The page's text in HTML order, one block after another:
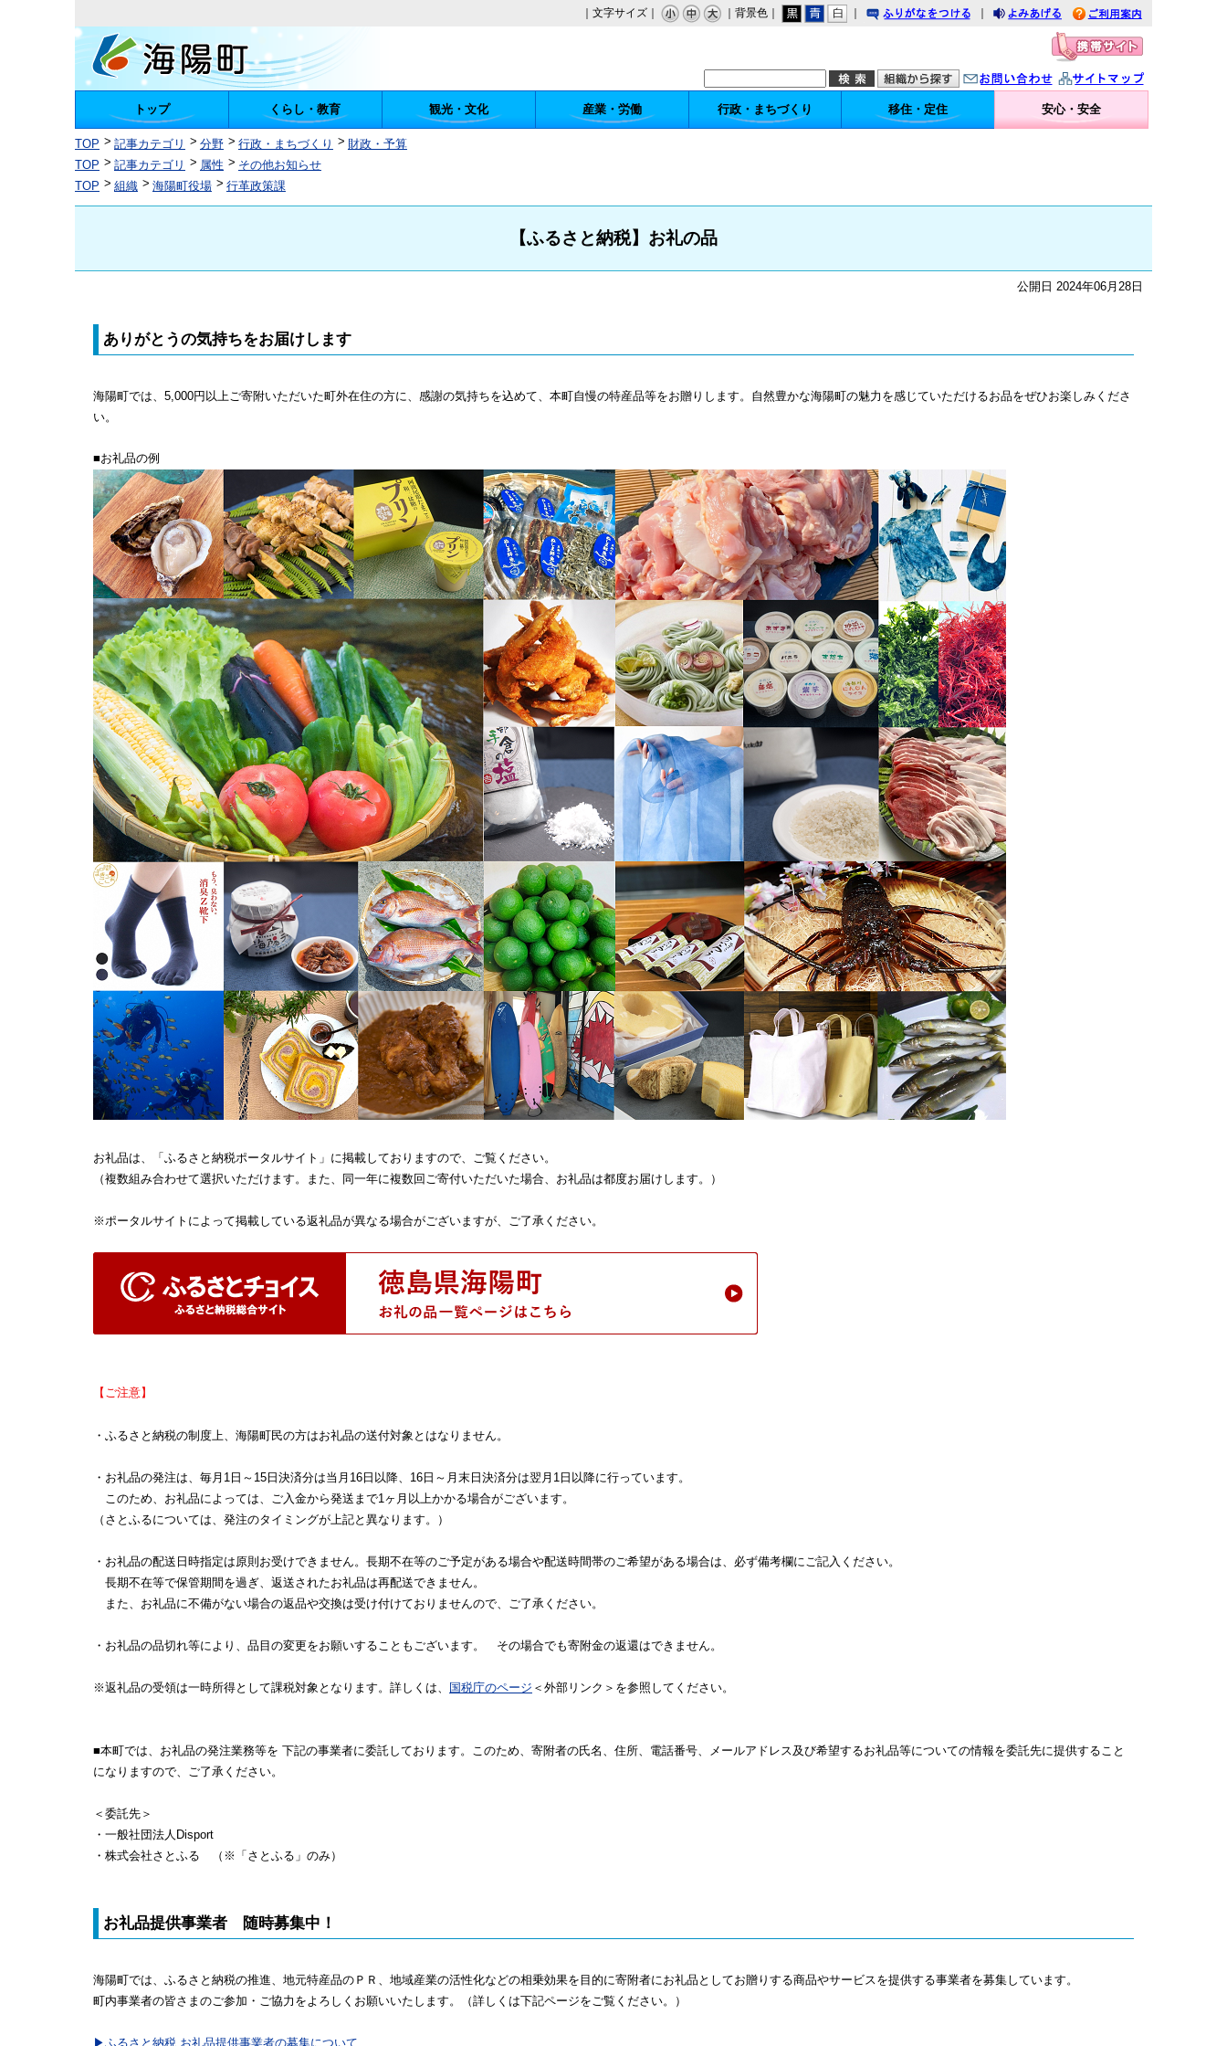
｜文字サイズ｜ ｜背景色｜
みあげる
利用案内
問い合わせ イトマップ
トップ くらし・教育 観光・文化 産業・労働 行政・まちづくり 移住・定住 安心・安全
TOP 記事カテゴリ 分野 行政・まちづくり
財政・予算
TOP
記事カテゴリ 属性
その他お知らせ
TOP
組織 海陽町役場 行革政策課
【ふるさと納税】お礼の品
公開日 2024年06月28日
ありがとうの気持ちをお届けします
海陽町では、5,000円以上ご寄附いただいた町外在住の方に、感謝の気持ちを込めて、本町自慢の特産品等をお贈りします。自然豊かな海陽町の魅力を感じていただけるお品をぜひお楽しみくださ
い。
■お礼品の例
お礼品は、「ふるさと納税ポータルサイト」に掲載しておりますので、ご覧ください。
（複数組み合わせて選択いただけます。また、同一年に複数回ご寄付いただいた場合、お礼品は都度お届けします。）
※ポータルサイトによって掲載している返礼品が異なる場合がございますが、ご了承ください。
【ご注意】
・ふるさと納税の制度上、海陽町民の方はお礼品の送付対象とはなりません。
・お礼品の発注は、毎月1日～15日決済分は当月16日以降、16日～月末日決済分は翌月1日以降に行っています。
このため、お礼品によっては、ご入金から発送まで1ヶ月以上かかる場合がございます。
（さとふるについては、発注のタイミングが上記と異なります。）
・お礼品の配送日時指定は原則お受けできません。長期不在等のご予定がある場合や配送時間帯のご希望がある場合は、必ず備考欄にご記入ください。
長期不在等で保管期間を過ぎ、返送されたお礼品は再配送できません。
また、お礼品に不備がない場合の返品や交換は受け付けておりませんので、ご了承ください。
・お礼品の品切れ等により、品目の変更をお願いすることもございます。 その場合でも寄附金の返還はできません。
※返礼品の受領は一時所得として課税対象となります。詳しくは、 国税庁のページ ＜外部リンク＞を参照してください。
■本町では、お礼品の発注業務等を 下記の事業者に委託しております。このため、寄附者の氏名、住所、電話番号、メールアドレス及び希望するお礼品等についての情報を委託先に提供すること
になりますので、ご了承ください。
＜委託先＞
・一般社団法人Disport
・株式会社さとふる （※「さとふる」のみ）
お礼品提供事業者 随時募集中！
海陽町では、ふるさと納税の推進、地元特産品のＰＲ、地域産業の活性化などの相乗効果を目的に寄附者にお礼品としてお贈りする商品やサービスを提供する事業者を募集しています。
町内事業者の皆さまのご参加・ご協力をよろしくお願いいたします。（詳しくは下記ページをご覧ください。）
▶ふるさと納税 お礼品提供事業者の募集について